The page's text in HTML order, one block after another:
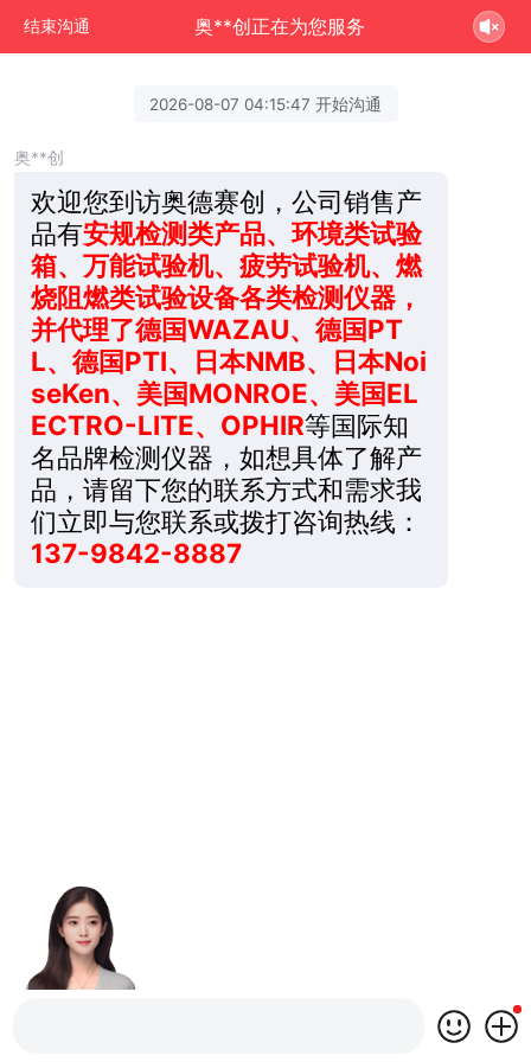
结束沟通 奥**创正在为您服务
2026-08-07 04:15:47 开始沟通
奥**创
欢迎您到访奥德赛创，公司销售产
品有安规检测类产品、环境类试验
箱、万能试验机、疲劳试验机、燃
烧阻燃类试验设备各类检测仪器，
并代理了德国WAZAU、德国PT
L、德国PTI、日本NMB、日本Noi
seKen、美国MONROE、美国EL
ECTRO-LITE、OPHIR等国际知
名品牌检测仪器，如想具体了解产
品，请留下您的联系方式和需求我
们立即与您联系或拨打咨询热线：
137-9842-8887